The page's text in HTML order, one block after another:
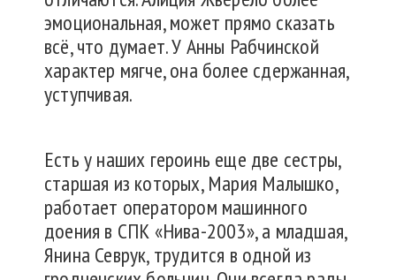
эмоциональная, может прямо сказать
всё, что думает. У Анны Рабчинской
характер мягче, она более сдержанная,
уступчивая.
Есть у наших героинь еще две сестры,
старшая из которых, Мария Малышко,
работает оператором машинного
доения в СПК «Нива-2003», а младшая,
Янина Севрук, трудится в одной из